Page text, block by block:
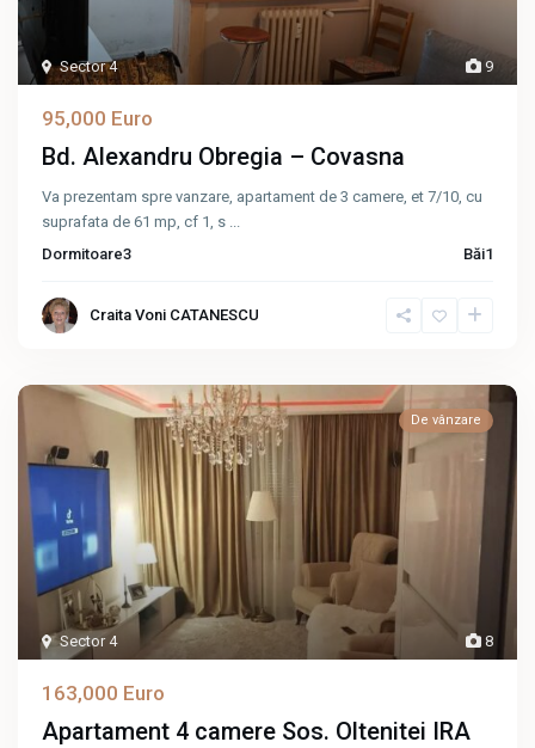
9
Sector 4
95,000 Euro
Bd. Alexandru Obregia – Covasna
Va prezentam spre vanzare, apartament de 3 camere, et 7/10, cu
suprafata de 61 mp, cf 1, s ...
Dormitoare3 Băi1
Craita Voni CATANESCU
8
Sector 4
De vânzare
163,000 Euro
Apartament 4 camere Sos. Oltenitei IRA